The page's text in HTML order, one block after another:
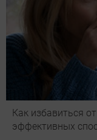
Как избавиться
эффективных